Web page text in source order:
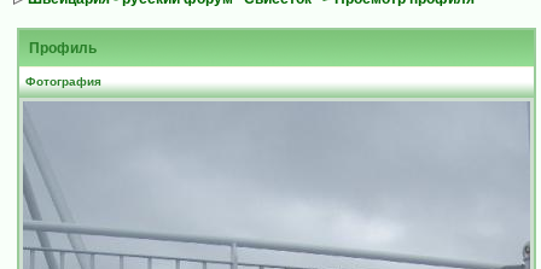
Профиль
Фотография